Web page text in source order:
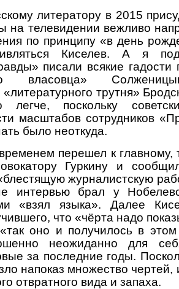
литератору в 2015
на телевидении вежливо
по принципу «в день
Киселев. А я
писали всякие
власовца»
«литературного трутня»
легче, поскольку
масштабов сотрудников
было неоткуда.
перешел к главному,
Гуркину и
журналистскую
интервью брал у
«взял языка». Далее
что «чёрта надо
оно и получилось в
неожиданно для
за последние годы.
напоказ множество чертей,
отвратного вида и запаха.